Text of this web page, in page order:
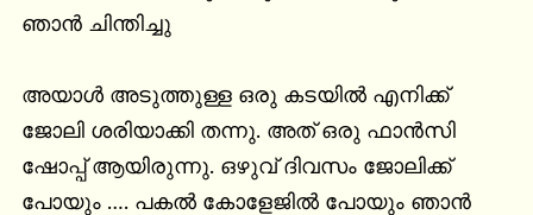
ഞാൻ ചിന്തിച്ചു
അയാൾ അടുത്തുള്ള ഒരു കടയിൽ എനിക്ക്
ജോലി ശരിയാക്കി തന്നു. അത് ഒരു ഫാൻസി
ഷോപ്പ് ആയിരുന്നു. ഒഴുവ് ദിവസം ജോലിക്ക്
പോയും …. പകൽ കോളേജിൽ പോയും ഞാൻ